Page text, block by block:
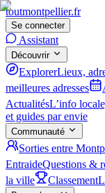
toutmontpellier.fr
Se connecter
Assistant
Découvrir
ExplorerLieux,
meilleures adresses
ActualitésL’info
et guides par envie
Communauté
Sorties entre
EntraideQuestions &
la ville
Classement